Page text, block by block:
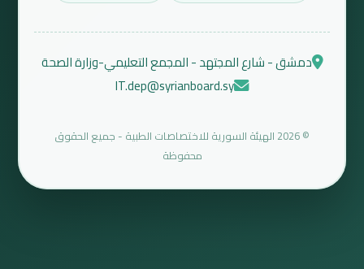
دمشق - شارع المجتهد - المجمع التعليمي-وزارة الصحة
IT.dep@syrianboard.sy
© 2026 الهيئة السورية للاختصاصات الطبية - جميع الحقوق
محفوظة